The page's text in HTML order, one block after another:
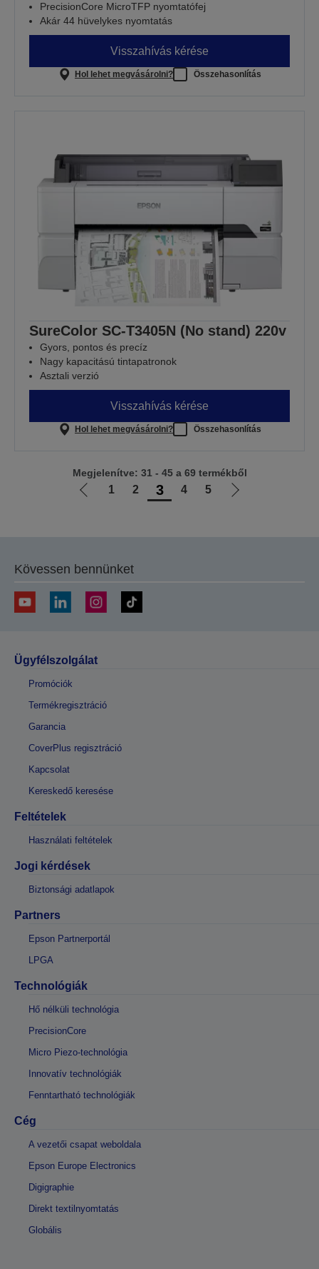
PrecisionCore MicroTFP nyomtatófej
Akár 44 hüvelykes nyomtatás
Visszahívás kérése
Hol lehet megvásárolni? Összehasonlítás
SureColor SC-T3405N (No stand) 220v
Gyors, pontos és precíz
Nagy kapacitású tintapatronok
Asztali verzió
Visszahívás kérése
Hol lehet megvásárolni? Összehasonlítás
Előző
1 2 3 4 5
Következő
Megjelenítve: 31 - 45 a 69 termékből
Kövessen bennünket
Ügyfélszolgálat
Promóciók
Termékregisztráció
Garancia
CoverPlus regisztráció
Kapcsolat
Kereskedő keresése
Feltételek
Használati feltételek
Jogi kérdések
Biztonsági adatlapok
Partners
Epson Partnerportál
LPGA
Technológiák
Hő nélküli technológia
PrecisionCore
Micro Piezo-technológia
Innovatív technológiák
Fenntartható technológiák
Cég
A vezetői csapat weboldala
Epson Europe Electronics
Digigraphie
Direkt textilnyomtatás
Globális